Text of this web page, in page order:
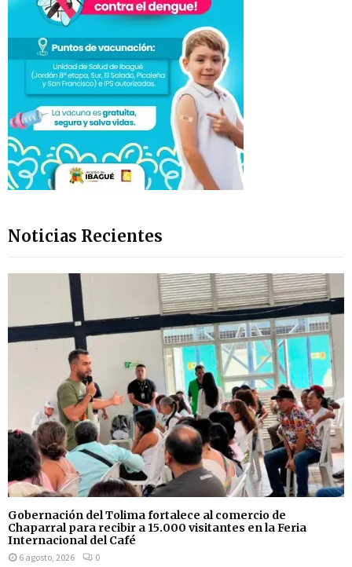
Noticias Recientes
Gobernación del Tolima fortalece al comercio de
Chaparral para recibir a 15.000 visitantes en la Feria
Internacional del Café
6 agosto, 2026 0